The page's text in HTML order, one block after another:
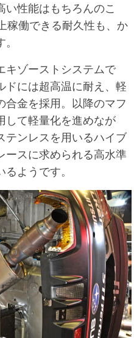
い性能はもちろんのこ
稼働できる耐久性も、か
ゾーストシステムで
ドには超高温に耐え、軽
合金を採用。以降のマフ
して軽量化を進めなが
テンレスを用いるハイブ
ースに求められる高水準
ようです。